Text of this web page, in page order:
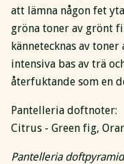
att lämna någon fet
gröna toner av grönt
kännetecknas av
intensiva bas av trä
återfuktande som en
Pantelleria doftnoter:
Citrus - Green fig,
Pantelleria doftpyramid